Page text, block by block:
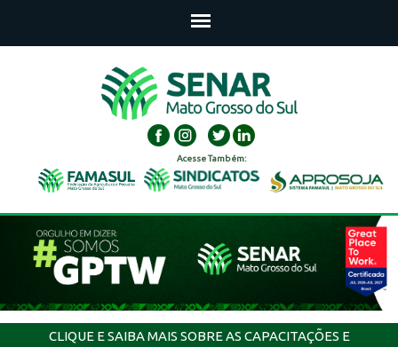
Acesse Também:
CLIQUE E SAIBA MAIS SOBRE AS CAPACITAÇÕES E